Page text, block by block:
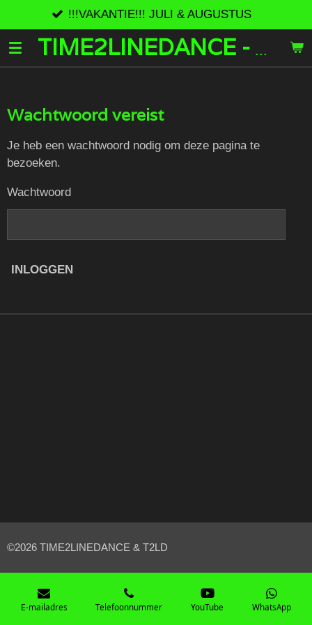
direct
naar
de
TIME2LINEDANCE - T2LD
!!!VAKANTIE!!! JULI & AUGUSTUS
Wachtwoord vereist
Je heb een wachtwoord nodig om deze pagina te
bezoeken.
Wachtwoord
INLOGGEN
©2026 TIME2LINEDANCE & T2LD
E-mailadres Telefoonnummer YouTube WhatsApp